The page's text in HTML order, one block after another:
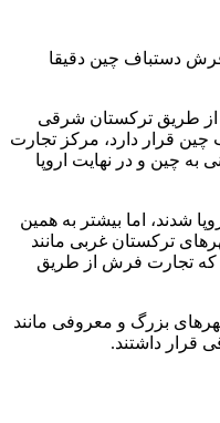
فرش دستباف چین دقیقا
از طریق ترکستان شرقی
قرار دارد، مرکز تجارت
چین و در نهایت اروپا
شدند، اما بیشتر به همین
ترکستان غربی مانند
که تجارت فرش از طریق
بزرگ و معروفی مانند
قرار داشتند.